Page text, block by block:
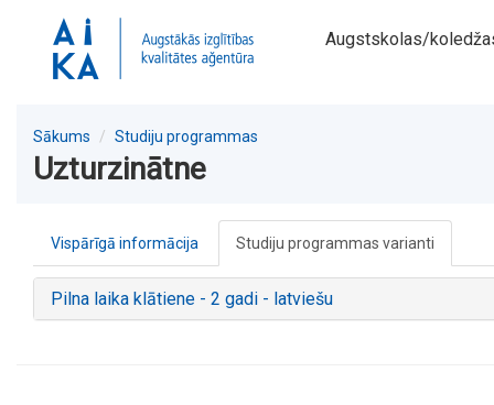
Augstskolas/
Sākums Studiju programmas
Uzturzinātne
Vispārīgā informācija Studiju programmas varianti
Pilna laika klātiene - 2 gadi - latviešu